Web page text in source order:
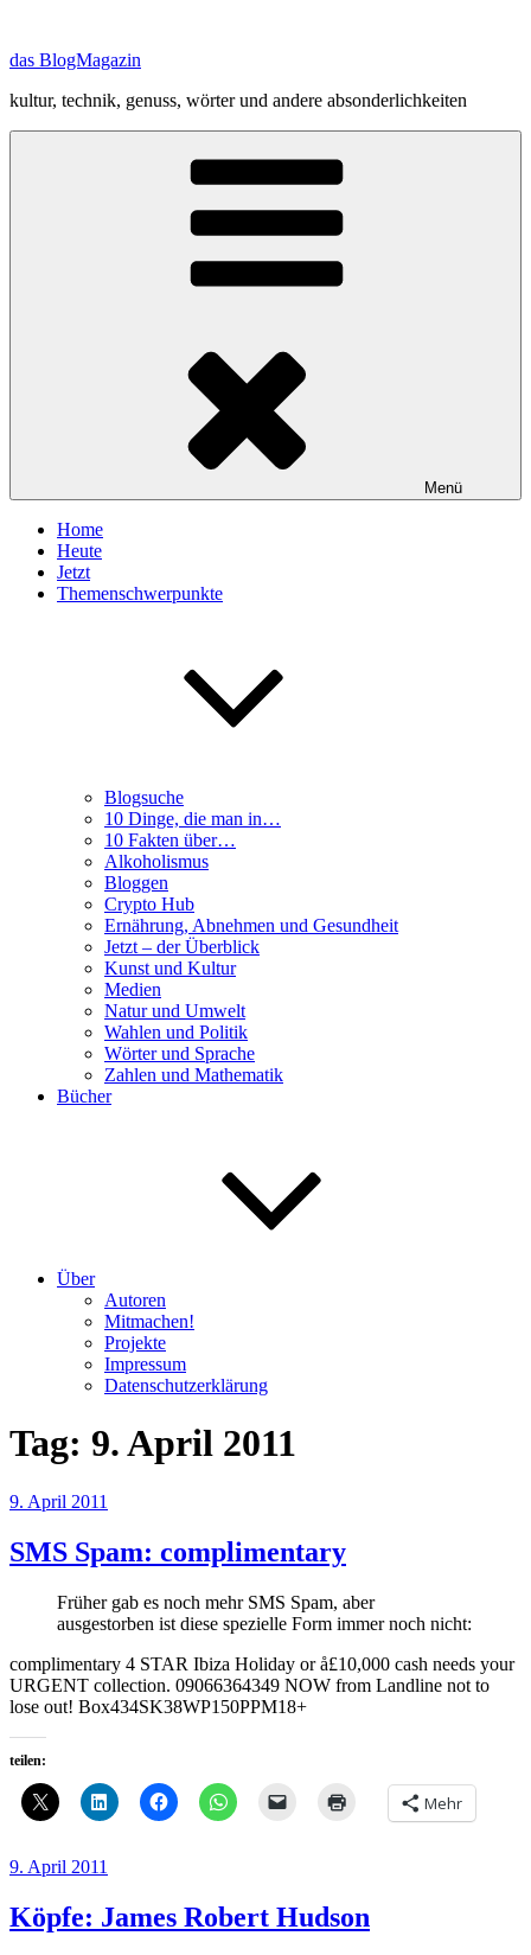
springen
das BlogMagazin
kultur, technik, genuss, wörter und andere absonderlichkeiten
Menü
Home
Heute
Jetzt
Themenschwerpunkte
Blogsuche
10 Dinge, die man in…
10 Fakten über…
Alkoholismus
Bloggen
Crypto Hub
Ernährung, Abnehmen und Gesundheit
Jetzt – der Überblick
Kunst und Kultur
Medien
Natur und Umwelt
Wahlen und Politik
Wörter und Sprache
Zahlen und Mathematik
Bücher
Über
Autoren
Mitmachen!
Projekte
Impressum
Datenschutzerklärung
Tag: 9. April 2011
Veröffentlicht
9. April 2011
SMS Spam: complimentary
Früher gab es noch mehr SMS Spam, aber
ausgestorben ist diese spezielle Form immer noch nicht:
complimentary 4 STAR Ibiza Holiday or å£10,000 cash needs your
URGENT collection. 09066364349 NOW from Landline not to
lose out! Box434SK38WP150PPM18+
teilen:
Mehr
Veröffentlicht
9. April 2011
Köpfe: James Robert Hudson